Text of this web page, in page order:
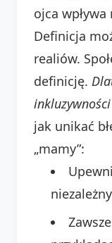
ojca
Definicja
realiów.
definicję.
jak unikać
„mamy”: